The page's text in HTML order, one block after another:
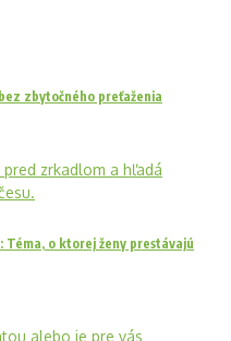
zbytočného preťaženia
Téma, o ktorej ženy prestávajú